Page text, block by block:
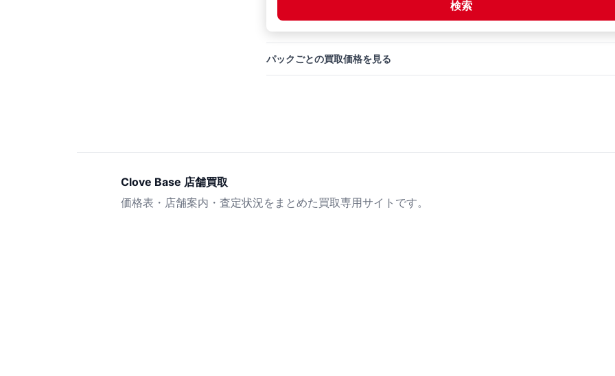
検索
パックごとの買取価格を見る
Clove Base 店舗買取
価格表・店舗案内・査定状況をまとめた買取専用サイトです。